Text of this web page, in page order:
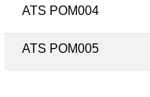
ATS POM004
ATS POM005